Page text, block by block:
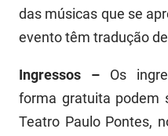
das músicas que se
evento têm tradução
Ingressos – Os
forma gratuita podem
Teatro Paulo Pontes,